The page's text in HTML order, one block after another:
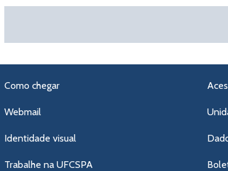
Como chegar
Webmail
Identidade visual
Trabalhe na UFCSPA